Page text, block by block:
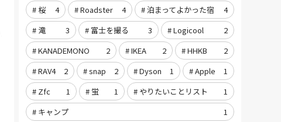
桜
4 Roadster 4 泊まってよかった宿
4
滝
3 富士を撮る 3 Logicool
2
KANADEMONO
2 IKEA 2 HHKB
2
RAV4
2 snap 2 Dyson 1 Apple
1
Zfc
1 蛍 1 やりたいことリスト
1
キャンプ
1